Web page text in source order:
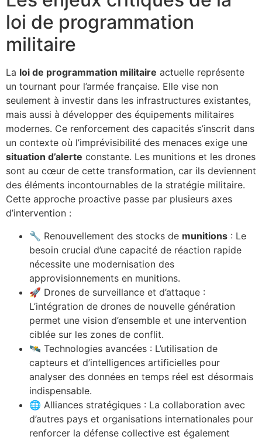
loi de programmation
militaire
La loi de programmation militaire actuelle représente
un tournant pour l’armée française. Elle vise non
seulement à investir dans les infrastructures existantes,
mais aussi à développer des équipements militaires
modernes. Ce renforcement des capacités s’inscrit dans
un contexte où l’imprévisibilité des menaces exige une
situation d’alerte constante. Les munitions et les drones
sont au cœur de cette transformation, car ils deviennent
des éléments incontournables de la stratégie militaire.
Cette approche proactive passe par plusieurs axes
d’intervention :
🔧 Renouvellement des stocks de munitions : Le
besoin crucial d’une capacité de réaction rapide
nécessite une modernisation des
approvisionnements en munitions.
🚀 Drones de surveillance et d’attaque :
L’intégration de drones de nouvelle génération
permet une vision d’ensemble et une intervention
ciblée sur les zones de conflit.
🛰 Technologies avancées : L’utilisation de
capteurs et d’intelligences artificielles pour
analyser des données en temps réel est désormais
indispensable.
🌐 Alliances stratégiques : La collaboration avec
d’autres pays et organisations internationales pour
renforcer la défense collective est également